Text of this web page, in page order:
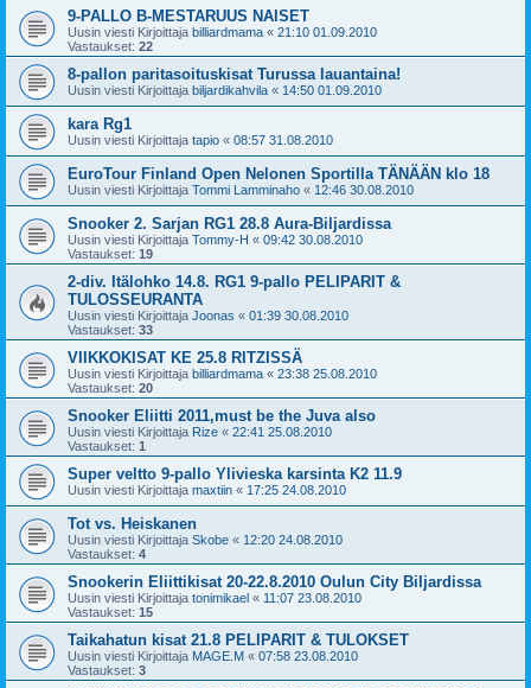
9-PALLO B-MESTARUUS NAISET
Uusin viesti Kirjoittaja billiardmama « 21:10 01.09.2010
Vastaukset: 22
8-pallon paritasoituskisat Turussa lauantaina!
Uusin viesti Kirjoittaja biljardikahvila « 14:50 01.09.2010
kara Rg1
Uusin viesti Kirjoittaja tapio « 08:57 31.08.2010
EuroTour Finland Open Nelonen Sportilla TÄNÄÄN klo 18
Uusin viesti Kirjoittaja Tommi Lamminaho « 12:46 30.08.2010
Snooker 2. Sarjan RG1 28.8 Aura-Biljardissa
Uusin viesti Kirjoittaja Tommy-H « 09:42 30.08.2010
Vastaukset: 19
2-div. Itälohko 14.8. RG1 9-pallo PELIPARIT &
TULOSSEURANTA
Uusin viesti Kirjoittaja Joonas « 01:39 30.08.2010
Vastaukset: 33
VIIKKOKISAT KE 25.8 RITZISSÄ
Uusin viesti Kirjoittaja billiardmama « 23:38 25.08.2010
Vastaukset: 20
Snooker Eliitti 2011,must be the Juva also
Uusin viesti Kirjoittaja Rize « 22:41 25.08.2010
Vastaukset: 1
Super veltto 9-pallo Ylivieska karsinta K2 11.9
Uusin viesti Kirjoittaja maxtiin « 17:25 24.08.2010
Tot vs. Heiskanen
Uusin viesti Kirjoittaja Skobe « 12:20 24.08.2010
Vastaukset: 4
Snookerin Eliittikisat 20-22.8.2010 Oulun City Biljardissa
Uusin viesti Kirjoittaja tonimikael « 11:07 23.08.2010
Vastaukset: 15
Taikahatun kisat 21.8 PELIPARIT & TULOKSET
Uusin viesti Kirjoittaja MAGE.M « 07:58 23.08.2010
Vastaukset: 3